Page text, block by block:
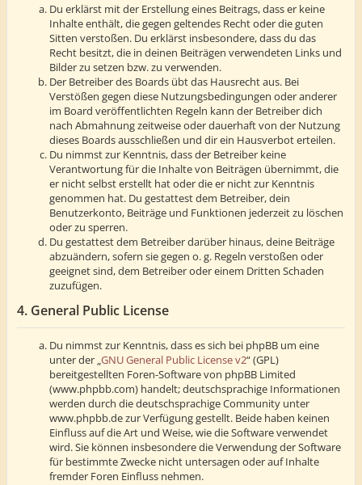
Du erklärst mit der Erstellung eines Beitrags, dass er keine
Inhalte enthält, die gegen geltendes Recht oder die guten
Sitten verstoßen. Du erklärst insbesondere, dass du das
Recht besitzt, die in deinen Beiträgen verwendeten Links und
Bilder zu setzen bzw. zu verwenden.
Der Betreiber des Boards übt das Hausrecht aus. Bei
Verstößen gegen diese Nutzungsbedingungen oder anderer
im Board veröffentlichten Regeln kann der Betreiber dich
nach Abmahnung zeitweise oder dauerhaft von der Nutzung
dieses Boards ausschließen und dir ein Hausverbot erteilen.
Du nimmst zur Kenntnis, dass der Betreiber keine
Verantwortung für die Inhalte von Beiträgen übernimmt, die
er nicht selbst erstellt hat oder die er nicht zur Kenntnis
genommen hat. Du gestattest dem Betreiber, dein
Benutzerkonto, Beiträge und Funktionen jederzeit zu löschen
oder zu sperren.
Du gestattest dem Betreiber darüber hinaus, deine Beiträge
abzuändern, sofern sie gegen o. g. Regeln verstoßen oder
geeignet sind, dem Betreiber oder einem Dritten Schaden
zuzufügen.
4. General Public License
Du nimmst zur Kenntnis, dass es sich bei phpBB um eine
unter der „GNU General Public License v2“ (GPL)
bereitgestellten Foren-Software von phpBB Limited
(www.phpbb.com) handelt; deutschsprachige Informationen
werden durch die deutschsprachige Community unter
www.phpbb.de zur Verfügung gestellt. Beide haben keinen
Einfluss auf die Art und Weise, wie die Software verwendet
wird. Sie können insbesondere die Verwendung der Software
für bestimmte Zwecke nicht untersagen oder auf Inhalte
fremder Foren Einfluss nehmen.